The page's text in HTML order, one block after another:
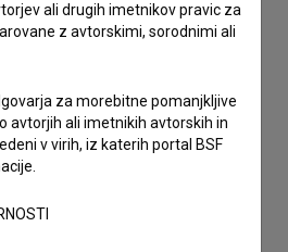
ali drugih imetnikov pravic za
z avtorskimi, sorodnimi ali
za morebitne pomanjkljive
avtorjih ali imetnikih avtorskih in
v virih, iz katerih portal BSF